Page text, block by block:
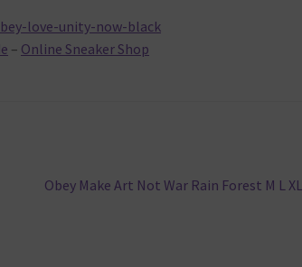
love-unity-now-black
– Online Sneaker Shop
Nächster
Obey Make Art Not War Rain Forest M L XL